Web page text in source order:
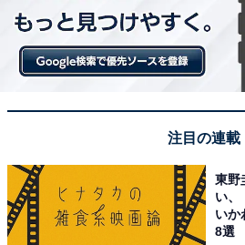
注目の連載
東野
い、
いか
8選